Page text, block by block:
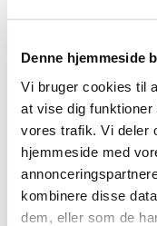
Denne hjemmeside
Vi bruger cookies til
at vise dig
vores trafik. Vi deler
hjemmeside med
kombinere disse
dem, eller som de
Tirsdag 19.
Kom og vær med til
alt, hvad vi finder
mødes i pejsestuen.